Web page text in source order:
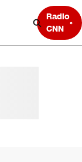
Radio
CNN